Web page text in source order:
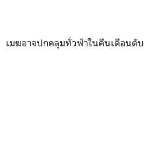
เมฆอาจปกคลุมทั่วฟ้าในคืนเดือนดับ